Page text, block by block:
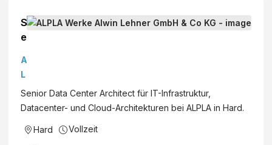
S
e
i
o
r
D
a
A
L
P
L
W
Senior Data Center Architect für IT-Infrastruktur,
Datacenter- und Cloud-Architekturen bei ALPLA in Hard.
Hard Vollzeit